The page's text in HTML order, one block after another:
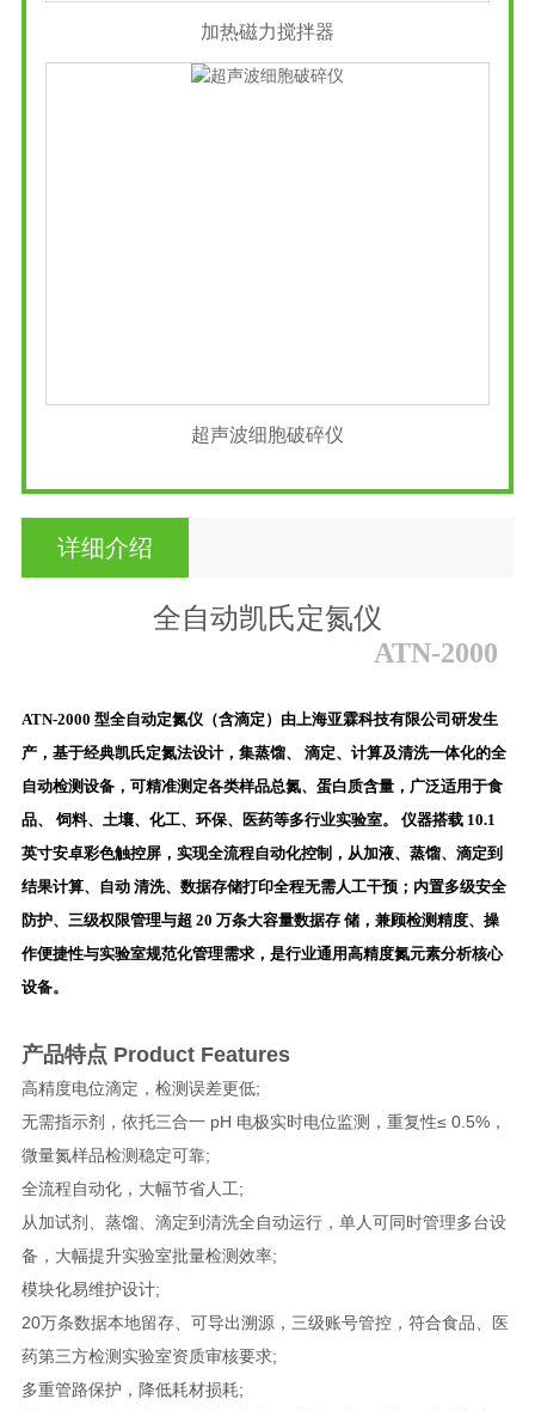
加热磁力搅拌器
超声波细胞破碎仪
详细介绍
全自动凯氏定氮仪
ATN-2000
ATN-2000 型全自动定氮仪（含滴定） 由上海亚霖科技有限公司研发生
产，基于经典凯氏定氮法设计，集蒸馏、 滴定、计算及清洗一体化的全
自动检测设备，可精准测定各类样品总氮、蛋白质含量，广泛适用于食
品、 饲料、土壤、化工、环保、医药等多行业实验室。 仪器搭载 10.1
英寸安卓彩色触控屏，实现全流程自动化控制，从加液、蒸馏、滴定到
结果计算、自动 清洗、数据存储打印全程无需人工干预；内置多级安全
防护、三级权限管理与超 20 万条大容量数据存 储，兼顾检测精度、操
作便捷性与实验室规范化管理需求，是行业通用高精度氮元素分析核心
设备。
产品特点 Product Features
高精度电位滴定，检测误差更低;
无需指示剂，依托三合一 pH 电极实时电位监测，重复性≤ 0.5%，
微量氮样品检测稳定可靠;
全流程自动化，大幅节省人工;
从加试剂、蒸馏、滴定到清洗全自动运行，单人可同时管理多台设
备，大幅提升实验室批量检测效率;
模块化易维护设计;
20万条数据本地留存、可导出溯源，三级账号管控，符合食品、医
药第三方检测实验室资质审核要求;
多重管路保护，降低耗材损耗;